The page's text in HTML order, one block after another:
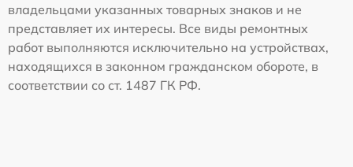
владельцами указанных товарных знаков и не
представляет их интересы. Все виды ремонтных
работ выполняются исключительно на устройствах,
находящихся в законном гражданском обороте, в
соответствии со ст. 1487 ГК РФ.